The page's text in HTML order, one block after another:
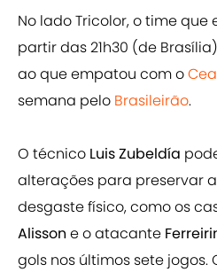
No lado Tricolor, o time
partir das 21h30 (de
ao que empatou com o
semana pelo Brasileirão.
O técnico Luis Zubeldía
alterações para preservar
desgaste físico, como os
Alisson e o atacante
gols nos últimos sete